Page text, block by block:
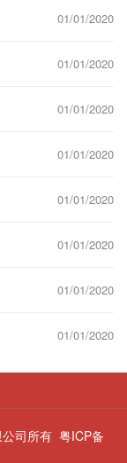
01/01/2020
01/01/2020
01/01/2020
01/01/2020
01/01/2020
01/01/2020
01/01/2020
01/01/2020
司所有 粤ICP备